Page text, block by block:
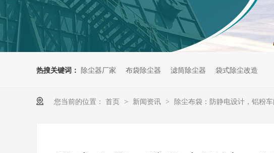
热搜关键词： 除尘器厂家 布袋除尘器 滤筒除尘器 袋式除尘改造
您当前的位置： 首页 > 新闻资讯 > 除尘布袋：防静电设计，铝粉